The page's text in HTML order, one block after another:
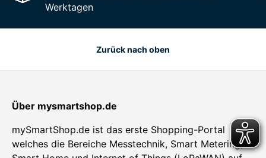
Werktagen
Zurück nach oben
Über mysmartshop.de
mySmartShop.de ist das erste Shopping-Portal
welches die Bereiche Messtechnik, Smart Metering,